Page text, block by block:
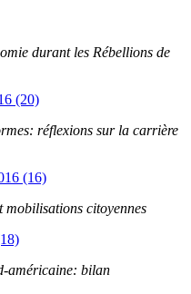
durant les Rébellions de
(20)
réflexions sur la carrière
(16)
mobilisations citoyennes
américaine: bilan